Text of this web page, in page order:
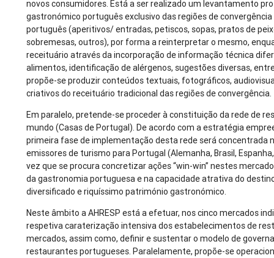
novos consumidores. Está a ser realizado um levantamento
gastronómico português exclusivo das regiões de
português (aperitivos/ entradas, petiscos, sopas, pratos de
sobremesas, outros), por forma a reinterpretar o mesmo,
receituário através da incorporação de informação técnica
alimentos, identificação de alérgenos, sugestões diversas,
propõe-se produzir conteúdos textuais, fotográficos,
criativos do receituário tradicional das regiões de convergência.
Em paralelo, pretende-se proceder à constituição da rede de
mundo (Casas de Portugal). De acordo com a estratégia
primeira fase de implementação desta rede será concentrada
emissores de turismo para Portugal (Alemanha, Brasil,
vez que se procura concretizar ações “win-win” nestes
da gastronomia portuguesa e na capacidade atrativa do
diversificado e riquíssimo património gastronómico.
Neste âmbito a AHRESP está a efetuar, nos cinco mercados
respetiva caraterização intensiva dos estabelecimentos de
mercados, assim como, definir e sustentar o modelo de
restaurantes portugueses. Paralelamente, propõe-se